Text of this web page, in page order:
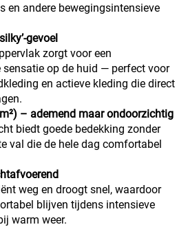
en andere bewegingsintensieve
gevoel
zorgt voor een
op de huid — perfect voor
en actieve kleding die direct
– ademend maar ondoorzichtig
biedt goede bedekking zonder
val die de hele dag comfortabel
weg en droogt snel, waardoor
blijven tijdens intensieve
warm weer.